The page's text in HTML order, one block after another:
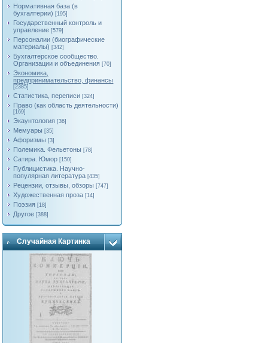
Нормативная база (в
бухгалтерии) [195]
Государственный контроль и
управление [579]
Персоналии (биографические
материалы) [342]
Бухгалтерское сообщество.
Организации и объединения [70]
Экономика,
предпринимательство, финансы
[2385]
Статистика, переписи [324]
Право (как область деятельности)
[169]
Экаунтология [36]
Мемуары [35]
Афоризмы [3]
Полемика. Фельетоны [78]
Сатира. Юмор [150]
Публицистика. Научно-
популярная литература [435]
Рецензии, отзывы, обзоры [747]
Художественная проза [14]
Поэзия [18]
Другое [388]
Случайная Картинка